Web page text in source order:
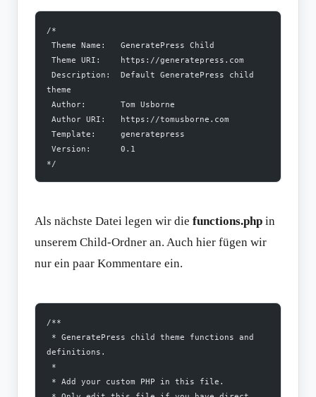
/*
Theme Name:   GeneratePress Child
Theme URI:    https://generatepress.com
theme
Author:       Tom Usborne
Author URI:   https://tomusborne.com
Template:     generatepress
Version:      0.1
*/
Als nächste Datei legen wir die functions.php in
unserem Child-Ordner an. Auch hier fügen wir
nur ein paar Kommentare ein.
/**
definitions.
*
* Add your custom PHP in this file.